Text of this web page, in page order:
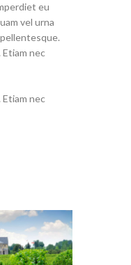
eu
vel urna
nec
nec